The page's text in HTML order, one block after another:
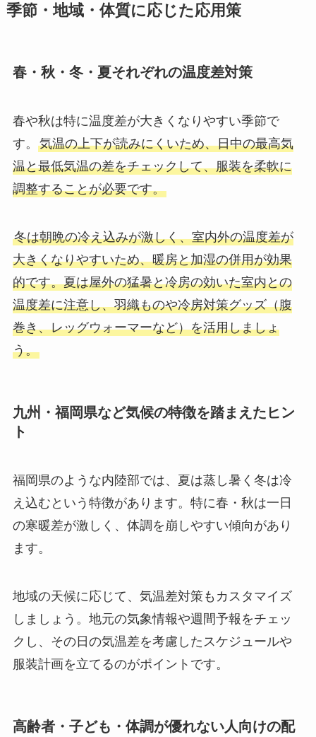
季節・地域・体質に応じた応用策
春・秋・冬・夏それぞれの温度差対策
春や秋は特に温度差が大きくなりやすい季節で
す。 気温の上下が読みにくいため、日中の最高気
温と最低気温の差をチェックして、服装を柔軟に
調整することが必要です。
冬は朝晩の冷え込みが激しく、室内外の温度差が
大きくなりやすいため、暖房と加湿の併用が効果
的です。夏は屋外の猛暑と冷房の効いた室内との
温度差に注意し、羽織ものや冷房対策グッズ（腹
巻き、レッグウォーマーなど）を活用しましょ
う。
九州・福岡県など気候の特徴を踏まえたヒン
ト
福岡県のような内陸部では、夏は蒸し暑く冬は冷
え込むという特徴があります。特に春・秋は一日
の寒暖差が激しく、体調を崩しやすい傾向があり
ます。
地域の天候に応じて、気温差対策もカスタマイズ
しましょう。地元の気象情報や週間予報をチェッ
クし、その日の気温差を考慮したスケジュールや
服装計画を立てるのがポイントです。
高齢者・子ども・体調が優れない人向けの配